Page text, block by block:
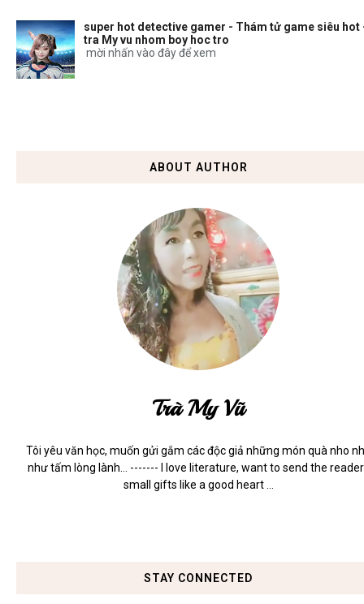
super hot detective gamer - Thám tử game siêu hot
tra My vu nhom boy hoc tro
mời nhấn vào đây để xem
ABOUT AUTHOR
Trà My Vũ
Tôi yêu văn học, muốn gửi gắm các độc giả những món quà nho
như tấm lòng lành... ------- I love literature, want to send the
small gifts like a good heart ...
STAY CONNECTED